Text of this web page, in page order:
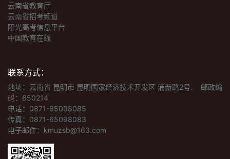
云南省教育厅
云南省招考频道
阳光高考信息平台
中国教育在线
联系方式：
地址：云南省 昆明市 昆明国家经济技术开发区 浦新路2号.
邮政编
码：650214
电话：0871-65098085
传真：0871-65098083
电子邮件：kmuzsb@163.com